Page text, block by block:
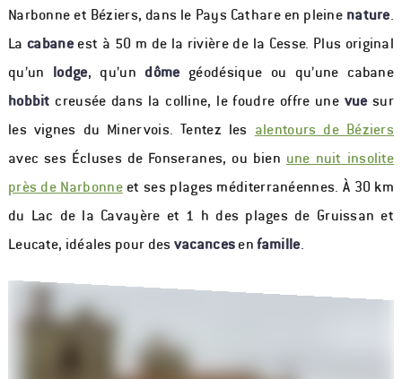
Narbonne et Béziers, dans le Pays Cathare en pleine nature.
La cabaneest à 50 m de la rivière de la Cesse. Plus original
qu’un lodge, qu’un dômegéodésique ou qu’une cabane
hobbit creusée dans la colline, le foudre offre une vuesur
les vignes du Minervois. Tentez les alentours de Béziers
avec ses Écluses de Fonseranes, ou bien une nuit insolite
près de Narbonneet ses plages méditerranéennes. À 30 km
du Lac de la Cavayère et 1 h des plages de Gruissan et
Leucate, idéales pour des vacancesenfamille.